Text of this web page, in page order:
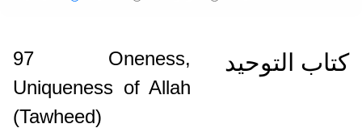
كتاب التوحيد 97
Oneness,
Uniqueness of Allah
(Tawheed)